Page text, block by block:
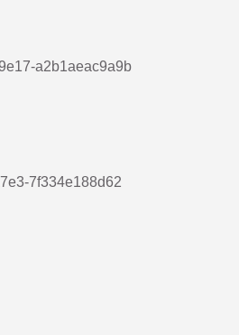
a2b1aeac9a9b
7f334e188d62